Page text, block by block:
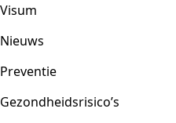
Visum
Nieuws
Preventie
Gezondheidsrisico’s